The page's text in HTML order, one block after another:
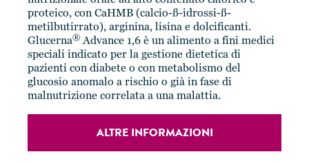
proteico, con CaHMB (calcio-ß-idrossi-ß-
metilbutirrato), arginina, lisina e dolcificanti.
Glucerna® Advance 1,6 è un alimento a fini medici
speciali indicato per la gestione dietetica di
pazienti con diabete o con metabolismo del
glucosio anomalo a rischio o già in fase di
malnutrizione correlata a una malattia.
ALTRE INFORMAZIONI